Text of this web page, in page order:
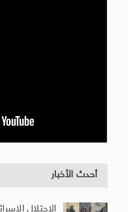
أحدث الأخبار
الاحتلال